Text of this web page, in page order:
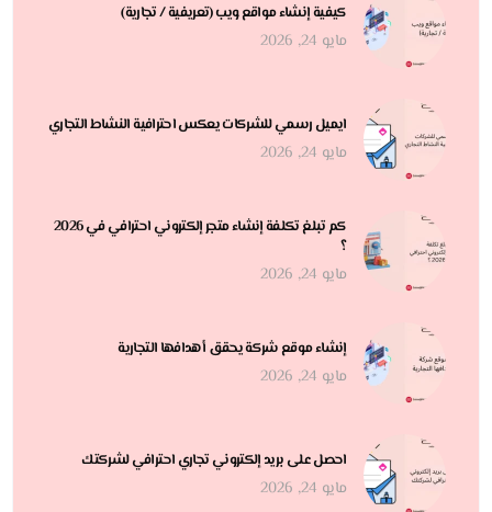
كيفية إنشاء مواقع ويب (تعريفية / تجارية)
مايو 24, 2026
ايميل رسمي للشركات يعكس احترافية النشاط التجاري
مايو 24, 2026
كم تبلغ تكلفة إنشاء متجر إلكتروني احترافي في 2026
؟
مايو 24, 2026
إنشاء موقع شركة يحقق أهدافها التجارية
مايو 24, 2026
احصل على بريد إلكتروني تجاري احترافي لشركتك
مايو 24, 2026